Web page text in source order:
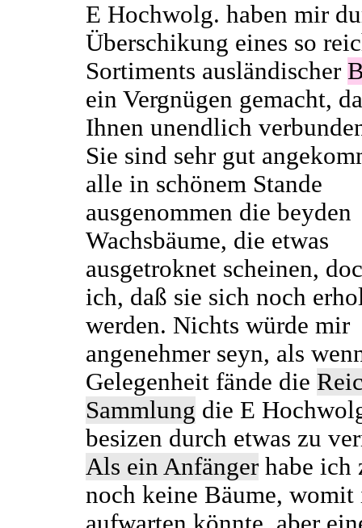
E Hochwolg. haben mir
Überschikung eines so
Sortiments ausländischer
ein Vergnügen gemacht,
Ihnen unendlich
Sie sind sehr gut
alle in schönem Stande
ausgenommen die beyden
Wachsbäume, die etwas
ausgetroknet scheinen,
ich, daß sie sich noch
werden. Nichts würde mir
angenehmer seyn, als
Gelegenheit fände die
Sammlung die E
besizen durch etwas zu
Als ein Anfänger habe ich
noch keine Bäume, womit